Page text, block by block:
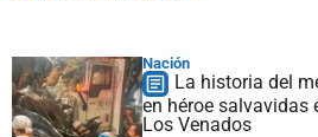
Nación
La historia del
en héroe salvavidas
Los Venados